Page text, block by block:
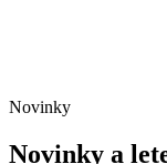
Novinky
Novinky a